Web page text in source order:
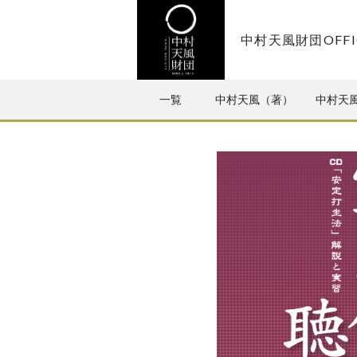
中村天風財団
一覧 中村天風（著） 中村天